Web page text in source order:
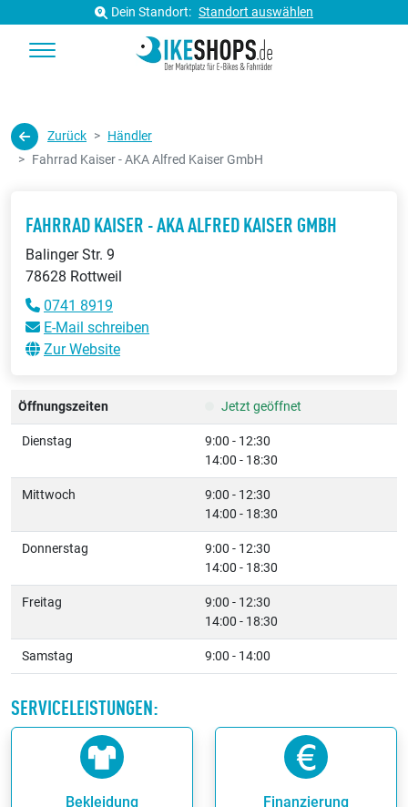
Dein Standort: Standort auswählen
Zurück
Händler
Fahrrad Kaiser - AKA Alfred Kaiser GmbH
FAHRRAD KAISER - AKA ALFRED KAISER GMBH
Balinger Str. 9
78628 Rottweil
0741 8919
E-Mail schreiben
Zur Website
Öffnungszeiten Jetzt geöffnet
Dienstag
9:00 - 12:30
14:00 - 18:30
Mittwoch
9:00 - 12:30
14:00 - 18:30
Donnerstag
9:00 - 12:30
14:00 - 18:30
Freitag
9:00 - 12:30
14:00 - 18:30
Samstag 9:00 - 14:00
SERVICELEISTUNGEN:
Bekleidung Finanzierung